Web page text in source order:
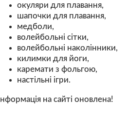
окуляри для плавання,
шапочки для плавання,
медболи,
волейбольні сітки,
волейбольні наколінники,
килимки для йоги,
каремати з фольгою,
настільні ігри.
Інформація на сайті оновлена!